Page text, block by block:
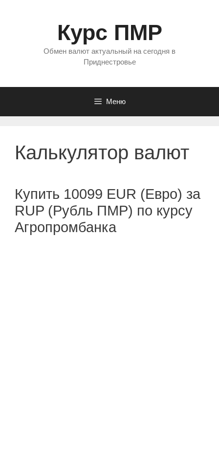
Курс ПМР
Обмен валют актуальный на сегодня в
Приднестровье
Меню
Калькулятор валют
Купить 10099 EUR (Евро) за
RUP (Рубль ПМР) по курсу
Агропромбанка